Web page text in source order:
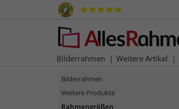
Bilderrahmen Weitere Artikel
Bilderrahmen
Weitere Produkte
Rahmengrößen